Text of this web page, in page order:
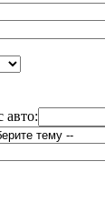
авто: